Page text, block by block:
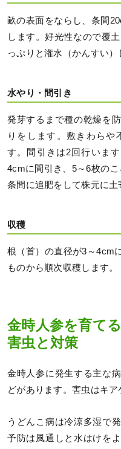
畝の表面をならし、条間
します。好光性なので覆
っぷりと潅水（かんすい）
水やり・間引き
発芽するまで種の乾燥を
りをします。敷きわらや
す。間引きは2回行いま
4cmに間引き、5～6枚のこ
条間に追肥をして株元に土
収穫
根（首）の直径が3～4cm
ものから順次収穫します。
金時人参を育て
害虫と対策
金時人参に発生する主な
どがあります。害虫はキア
うどんこ病は冷涼多湿で
予防は風通しと水はけを